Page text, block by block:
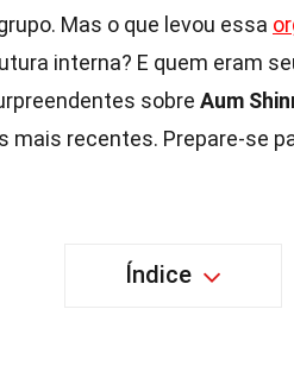
Mas o que levou essa
interna? E quem eram
sobre Aum
mais recentes. Prepare-se
Índice